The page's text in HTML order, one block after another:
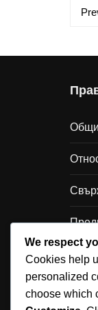
Общи
We respect
Cookies help
personalized
choose which